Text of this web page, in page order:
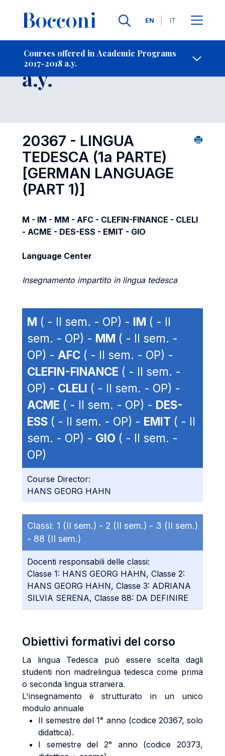
Languages
EN IT
Courses offered in Academic Programs
2017-2018 a.y.
- Contact Us
Course 2017-2018
a.y.
20367 - LINGUA
TEDESCA (1a PARTE)
[GERMAN LANGUAGE
(PART 1)]
M - IM - MM - AFC - CLEFIN-FINANCE - CLELI
- ACME - DES-ESS - EMIT - GIO
Language Center
Insegnamento impartito in lingua tedesca
M ( - II sem. - OP) - IM ( - II
sem. - OP) - MM ( - II sem. -
OP) - AFC ( - II sem. - OP) -
CLEFIN-FINANCE ( - II sem. -
OP) - CLELI ( - II sem. - OP) -
ACME ( - II sem. - OP) - DES-
ESS ( - II sem. - OP) - EMIT ( - II
sem. - OP) - GIO ( - II sem. -
OP)
Course Director:
HANS GEORG HAHN
Classi: 1 (II sem.) - 2 (II sem.) - 3 (II sem.)
- 88 (II sem.)
Docenti responsabili delle classi:
Classe 1: HANS GEORG HAHN, Classe 2:
HANS GEORG HAHN, Classe 3: ADRIANA
SILVIA SERENA, Classe 88: DA DEFINIRE
Obiettivi formativi del corso
La lingua Tedesca può essere scelta dagli
studenti non madrelingua tedesca come prima
o seconda lingua straniera.
L'insegnamento è strutturato in un unico
modulo annuale
II semestre del 1° anno (codice 20367, solo
didattica).
I semestre del 2° anno (codice 20373,